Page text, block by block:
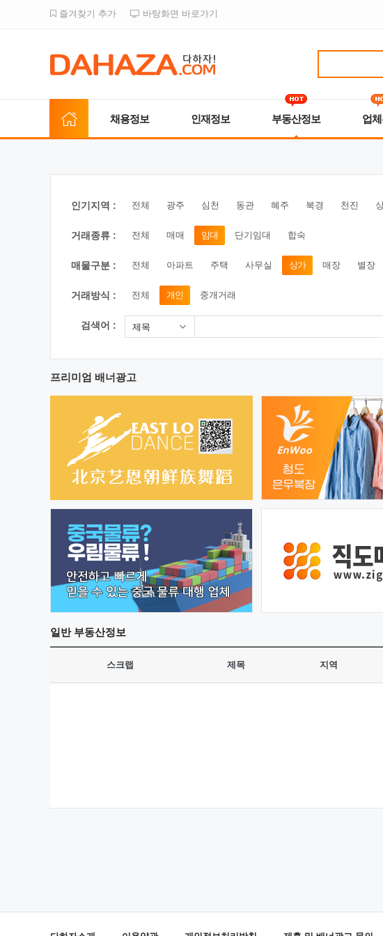
즐겨찾기 추가 바탕화면 바로가기
채용정보 인재정보 부동산정보 업
인기지역 : 전체 광주 심천 동관 혜주 북경 천진
거래종류 : 전체 매매 임대 단기임대 합숙
매물구분 : 전체 아파트 주택 사무실 상가 매장 별장
거래방식 : 전체 개인 중개거래
검색어 : 제목
프리미엄 배너광고
일반부동산정보
스크랩 제목 지역